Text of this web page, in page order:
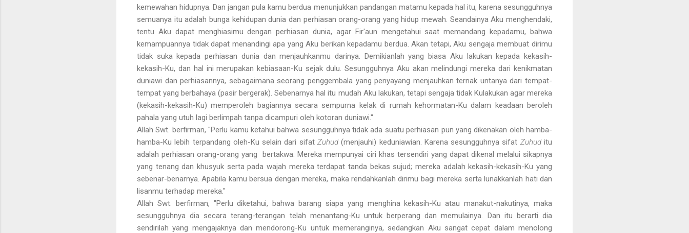
kemewahan hidupnya. Dan jangan pula kamu berdua menunjukkan pandangan matamu kepada hal itu, karena sesungguhnya
semuanya itu adalah bunga kehidupan dunia dan perhiasan orang-orang yang hidup mewah. Seandainya Aku menghendaki,
tentu Aku dapat menghiasimu dengan perhiasan dunia, agar Fir'aun mengetahui saat memandang kepadamu, bahwa
kemampuannya tidak dapat menandingi apa yang Aku berikan kepadamu berdua. Akan tetapi, Aku sengaja membuat dirimu
tidak suka kepada perhiasan dunia dan menjauhkanmu darinya. Demikianlah yang biasa Aku lakukan kepada kekasih-
kekasih-Ku, dan hal ini merupakan kebiasaan-Ku sejak dulu. Sesungguhnya Aku akan melindungi mereka dari kenikmatan
duniawi dan perhiasannya, sebagaimana seorang penggembala yang penyayang menjauhkan ternak untanya dari tempat-
tempat yang berbahaya (pasir bergerak). Sebenarnya hal itu mudah Aku lakukan, tetapi sengaja tidak Kulakukan agar mereka
(kekasih-kekasih-Ku) memperoleh bagiannya secara sempurna kelak di rumah kehormatan-Ku dalam keadaan beroleh
pahala yang utuh lagi berlimpah tanpa dicampuri oleh kotoran duniawi."
Allah Swt. berfirman, "Perlu kamu ketahui bahwa sesungguhnya tidak ada suatu perhiasan pun yang dikenakan oleh hamba-
hamba-Ku lebih terpandang oleh-Ku selain dari sifat Zuhud(menjauhi) keduniawian. Karena sesungguhnya sifat Zuhuditu
adalah perhiasan orang-orang yang bertakwa. Mereka mempunyai ciri khas tersendiri yang dapat dikenal melalui sikapnya
yang tenang dan khusyuk serta pada wajah mereka terdapat tanda bekas sujud; mereka adalah kekasih-kekasih-Ku yang
sebenar-benarnya. Apabila kamu bersua dengan mereka, maka rendahkanlah dirimu bagi mereka serta lunakkanlah hati dan
lisanmu terhadap mereka."
Allah Swt. berfirman, "Perlu diketahui, bahwa barang siapa yang menghina kekasih-Ku atau manakut-nakutinya, maka
sesungguhnya dia secara terang-terangan telah menantang-Ku untuk berperang dan memulainya. Dan itu berarti dia
sendirilah yang mengajaknya dan mendorong-Ku untuk memeranginya, sedangkan Aku sangat cepat dalam menolong